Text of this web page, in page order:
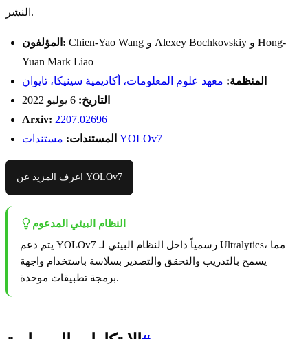
النشر.
المؤلفون: Chien-Yao Wang و Alexey Bochkovskiy و Hong-
Yuan Mark Liao
المنظمة: معهد علوم المعلومات، أكاديمية سينيكا، تايوان
التاريخ:
Arxiv: 2207.02696
المستندات: مستندات YOLOv7
اعرف المزيد عن YOLOv7
النظام البيئي المدعوم
يتم دعم YOLOv7 رسمياً داخل النظام البيئي لـ Ultralytics، مما
يسمح بالتدريب والتحقق والتصدير بسلاسة باستخدام واجهة
برمجة تطبيقات موحدة.